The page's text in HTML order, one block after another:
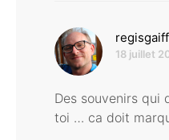
18 juillet
Des souvenirs qui
toi … ca doit